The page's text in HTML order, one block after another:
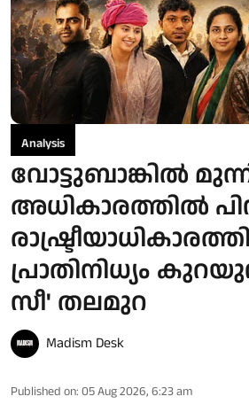
Analysis
വോട്ടുബാങ്കില്‍
അധികാരത്തില്‍
പ്രാതിനിധ്യം
സീ' തലമുറ
Madism Desk
Published on: 05 Aug 2026, 6:23 am